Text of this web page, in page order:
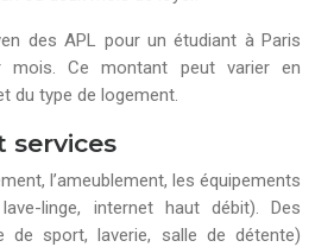
des APL pour un étudiant à Paris
mois. Ce montant peut varier en
du type de logement.
services
l’ameublement, les équipements
linge, internet haut débit). Des
de sport, laverie, salle de détente)